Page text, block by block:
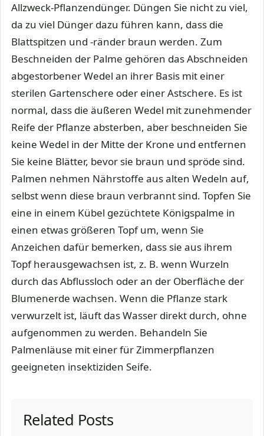
Allzweck-Pflanzendünger. Düngen Sie nicht zu viel,
da zu viel Dünger dazu führen kann, dass die
Blattspitzen und -ränder braun werden. Zum
Beschneiden der Palme gehören das Abschneiden
abgestorbener Wedel an ihrer Basis mit einer
sterilen Gartenschere oder einer Astschere. Es ist
normal, dass die äußeren Wedel mit zunehmender
Reife der Pflanze absterben, aber beschneiden Sie
keine Wedel in der Mitte der Krone und entfernen
Sie keine Blätter, bevor sie braun und spröde sind.
Palmen nehmen Nährstoffe aus alten Wedeln auf,
selbst wenn diese braun verbrannt sind. Topfen Sie
eine in einem Kübel gezüchtete Königspalme in
einen etwas größeren Topf um, wenn Sie
Anzeichen dafür bemerken, dass sie aus ihrem
Topf herausgewachsen ist, z. B. wenn Wurzeln
durch das Abflussloch oder an der Oberfläche der
Blumenerde wachsen. Wenn die Pflanze stark
verwurzelt ist, läuft das Wasser direkt durch, ohne
aufgenommen zu werden. Behandeln Sie
Palmenläuse mit einer für Zimmerpflanzen
geeigneten insektiziden Seife.
Related Posts